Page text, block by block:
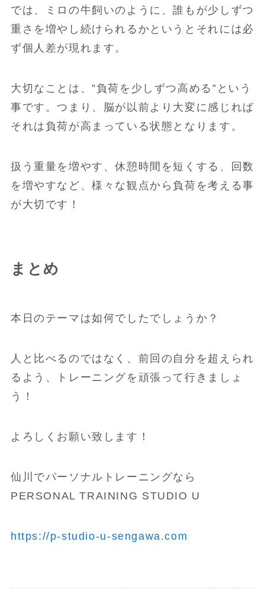
では、ミロの牛飼いのように、誰もが少しずつ
重さを増やし続けられるかというとそれには必
ず個人差が現れます。
大切なことは、”負荷を少しずつ高める”という
事です。つまり、脳が以前より大変に感じれば
それは負荷が高まっている状態となります。
扱う重量を増やす、休憩時間を短くする、回数
を増やすなど、様々な観点から負荷を考える事
が大切です！
まとめ
本日のテーマは如何でしたでしょうか？
人と比べるのではなく、前回の自分を超えられ
るよう、トレーニングを頑張って行きましょ
う！
よろしくお願い致します！
仙川でパーソナルトレーニングなら
PERSONAL TRAINING STUDIO U
https://p-studio-u-sengawa.com